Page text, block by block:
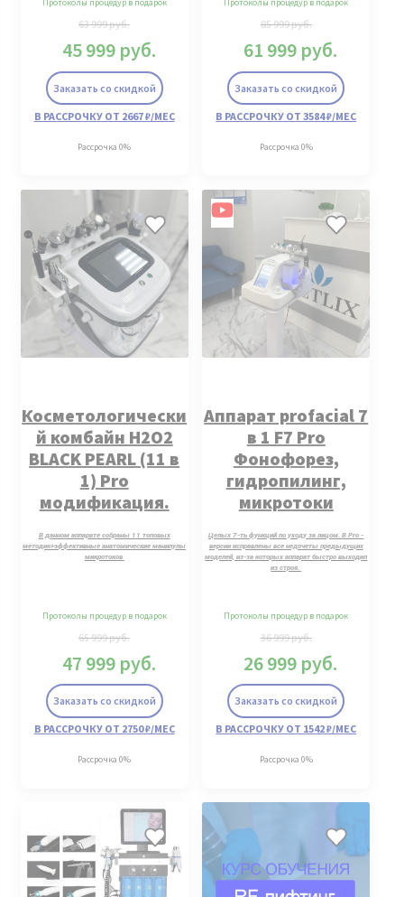
Заказать со скидкой
Протоколы процедур в подарок
63 999руб.
45 999 руб.
В РАССРОЧКУ ОТ 2667 ₽/МЕС
Рассрочка 0%
Заказать со скидкой
Протоколы процедур в подарок
85 999руб.
61 999 руб.
В РАССРОЧКУ ОТ 3584 ₽/МЕС
Рассрочка 0%
Заказать со скидкой
Косметологически
й комбайн H2O2
BLACK PEARL (11 в
1) Pro
модификация.
В данном аппарате собраны 11 топовых
методик+эффективные анатомические манипулы
микротоков
Протоколы процедур в подарок
65 999руб.
47 999 руб.
В РАССРОЧКУ ОТ 2750 ₽/МЕС
Рассрочка 0%
Заказать со скидкой
Аппарат profacial 7
в 1 F7 Pro
Фонофорез,
гидропилинг,
микротоки
Целых 7-ть функций по уходу за лицом. В Pro -
версии исправлены все недочеты предыдущих
моделей, из-за которых аппарат быстро выходил
из строя.
Протоколы процедур в подарок
36 999руб.
26 999 руб.
В РАССРОЧКУ ОТ 1542 ₽/МЕС
Рассрочка 0%